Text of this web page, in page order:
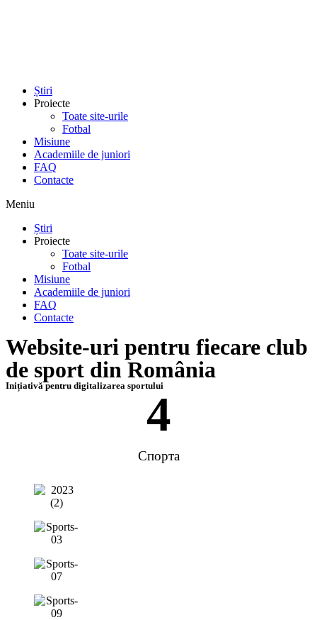
Știri
Proiecte
Toate site-urile
Fotbal
Misiune
Academiile de juniori
FAQ
Contacte
Meniu
Știri
Proiecte
Toate site-urile
Fotbal
Misiune
Academiile de juniori
FAQ
Contacte
Website-uri pentru fiecare club
de sport din România
Inițiativă pentru digitalizarea sportului
4
Спорта